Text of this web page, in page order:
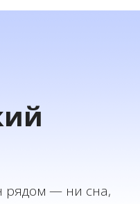
рядом — ни сна,